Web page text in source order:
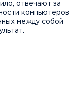
отвечают за
компьютеров
между собой